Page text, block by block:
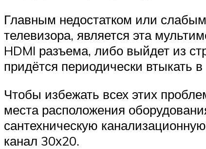
Главным недостатком или
телевизора, является эта
HDMI разъема, либо выйдет из
придётся периодически втыкать
Чтобы избежать всех этих
места расположения
сантехническую
канал 30х20.